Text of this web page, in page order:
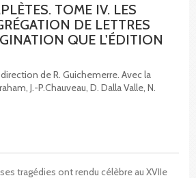
TOME IV. LES
DE LETTRES
QUE L'ÉDITION
de R. Guichemerre. Avec la
J.-P.Chauveau, D. Dalla Valle, N.
tragédies ont rendu célèbre au XVIIe